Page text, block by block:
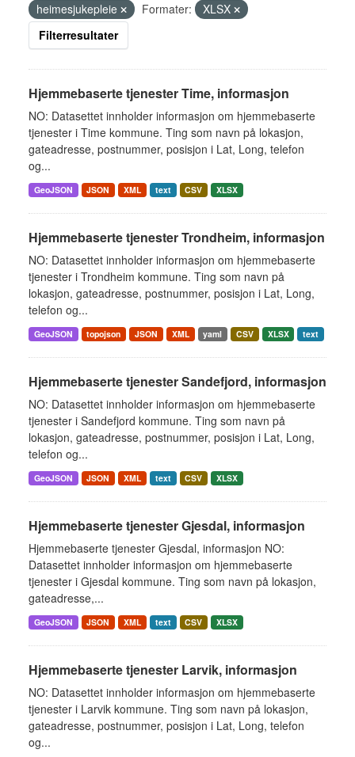
heimesjukepleie
Formater:
XLSX
Filterresultater
Hjemmebaserte tjenester Time, informasjon
NO: Datasettet innholder informasjon om hjemmebaserte
tjenester i Time kommune. Ting som navn på lokasjon,
gateadresse, postnummer, posisjon i Lat, Long, telefon
og...
GeoJSON JSON XML text CSV XLSX
Hjemmebaserte tjenester Trondheim, informasjon
NO: Datasettet innholder informasjon om hjemmebaserte
tjenester i Trondheim kommune. Ting som navn på
lokasjon, gateadresse, postnummer, posisjon i Lat, Long,
telefon og...
GeoJSON topojson JSON XML yaml CSV XLSX text
Hjemmebaserte tjenester Sandefjord, informasjon
NO: Datasettet innholder informasjon om hjemmebaserte
tjenester i Sandefjord kommune. Ting som navn på
lokasjon, gateadresse, postnummer, posisjon i Lat, Long,
telefon og...
GeoJSON JSON XML text CSV XLSX
Hjemmebaserte tjenester Gjesdal, informasjon
Hjemmebaserte tjenester Gjesdal, informasjon NO:
Datasettet innholder informasjon om hjemmebaserte
tjenester i Gjesdal kommune. Ting som navn på lokasjon,
gateadresse,...
GeoJSON JSON XML text CSV XLSX
Hjemmebaserte tjenester Larvik, informasjon
NO: Datasettet innholder informasjon om hjemmebaserte
tjenester i Larvik kommune. Ting som navn på lokasjon,
gateadresse, postnummer, posisjon i Lat, Long, telefon
og...